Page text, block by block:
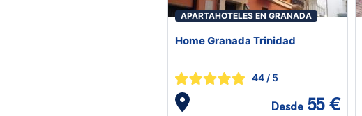
APARTAHOTELES EN GRANADA
Home Granada Trinidad
44 / 5
Desde 55 €